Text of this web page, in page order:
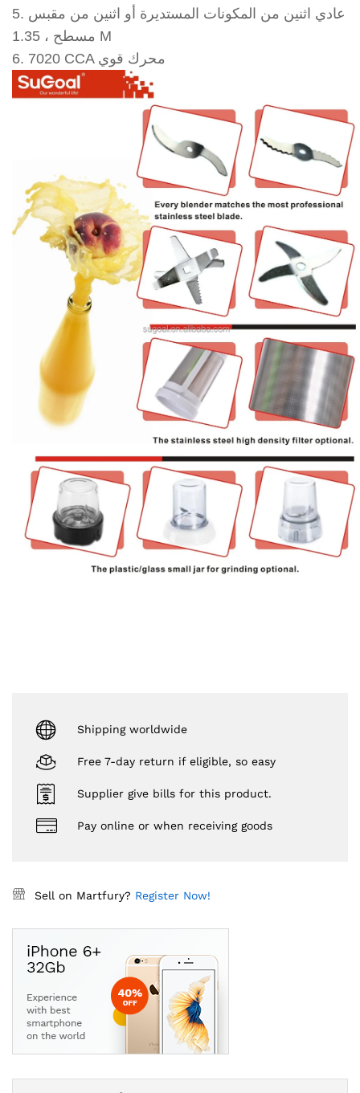
5. عادي اثنين من المكونات المستديرة أو اثنين من مقبس
مسطح ، 1.35 M
6. 7020 CCA محرك قوي
Shipping worldwide
Free 7-day return if eligible, so easy
Supplier give bills for this product.
Pay online or when receiving goods
Sell on Martfury? Register Now!